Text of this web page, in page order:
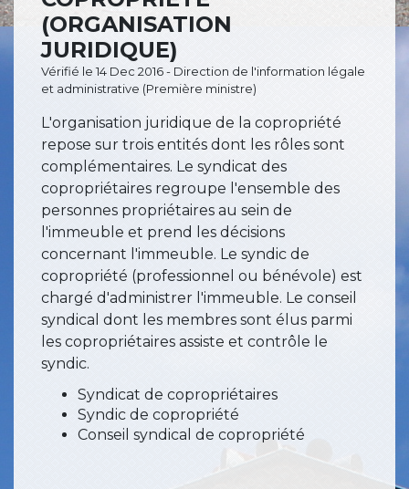
(ORGANISATION
JURIDIQUE)
Vérifié le 14 Dec 2016 - Direction de l'information légale
et administrative (Première ministre)
L'organisation juridique de la copropriété
repose sur trois entités dont les rôles sont
complémentaires. Le syndicat des
copropriétaires regroupe l'ensemble des
personnes propriétaires au sein de
l'immeuble et prend les décisions
concernant l'immeuble. Le syndic de
copropriété (professionnel ou bénévole) est
chargé d'administrer l'immeuble. Le conseil
syndical dont les membres sont élus parmi
les copropriétaires assiste et contrôle le
syndic.
Syndicat de copropriétaires
Syndic de copropriété
Conseil syndical de copropriété